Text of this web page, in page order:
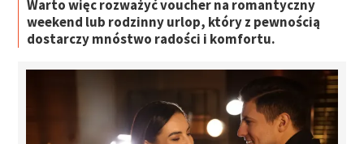
Warto więc rozważyć voucher na romantyczny
weekend lub rodzinny urlop, który z pewnością
dostarczy mnóstwo radości i komfortu.